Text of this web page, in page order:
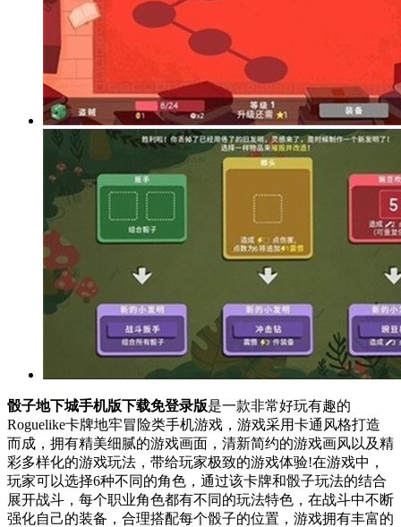
骰子地下城手机版下载免登录版是一款非常好玩有趣的
Roguelike卡牌地牢冒险类手机游戏，游戏采用卡通风格打造
而成，拥有精美细腻的游戏画面，清新简约的游戏画风以及精
彩多样化的游戏玩法，带给玩家极致的游戏体验!在游戏中，
玩家可以选择6种不同的角色，通过该卡牌和骰子玩法的结合
展开战斗，每个职业角色都有不同的玩法特色，在战斗中不断
强化自己的装备，合理搭配每个骰子的位置，游戏拥有丰富的